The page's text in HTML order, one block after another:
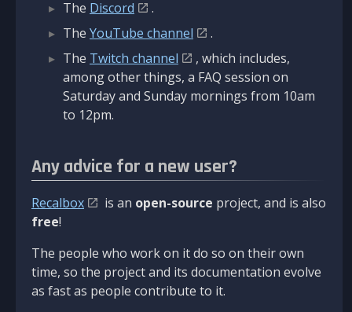
The Discord
.
The YouTube channel
.
The Twitch channel
, which includes,
among other things, a FAQ session on
Saturday and Sunday mornings from 10am
to 12pm.
Any advice for a new user?
Recalbox is an open-source project, and is also
free!
The people who work on it do so on their own
time, so the project and its documentation evolve
as fast as people contribute to it.